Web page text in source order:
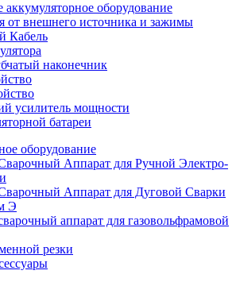
оборудование
от внешнего источника и зажимы
Кабель
наконечник
усилитель мощности
батареи
оборудование
Аппарат для Ручной Электро-
Аппарат для Дуговой Сварки
Э
аппарат для газовольфрамовой
резки